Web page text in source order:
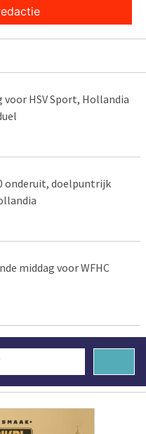
voor HSV Sport, Hollandia
onderuit, doelpuntrijk
middag voor WFHC